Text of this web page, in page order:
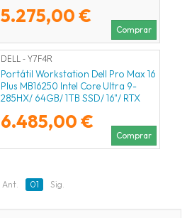
5.275,00 €
Comprar
DELL - Y7F4R
Portátil Workstation Dell Pro Max 16
Plus MB16250 Intel Core Ultra 9-
285HX/ 64GB/ 1TB SSD/ 16"/ RTX
6.485,00 €
Comprar
Ant. 01 Sig.